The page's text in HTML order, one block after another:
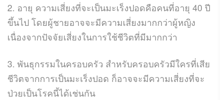
2. อายุ ความเสี่ยงที่จะเป็นมะเร็งปอดคือคนที่อายุ 40 ปี
ขึ้นไป โดยผู้ชายอาจจะมีความเสี่ยงมากกว่าผู้หญิง
เนื่องจากปัจจัยเสี่ยงในการใช้ชีวิตที่มีมากกว่า
3. พันธุกรรมในครอบครัว สำหรับครอบครัวมีใครที่เสีย
ชีวิตจากการเป็นมะเร็งปอด ก็อาจจะมีความเสี่ยงที่จะ
ป่วยเป็นโรคนี้ได้เช่นกัน